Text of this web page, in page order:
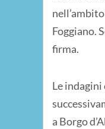
Foggiano.
firma.
Le
a Borgo